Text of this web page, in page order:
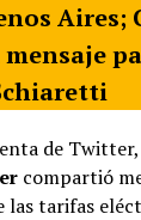
de
compartió
las tarifas